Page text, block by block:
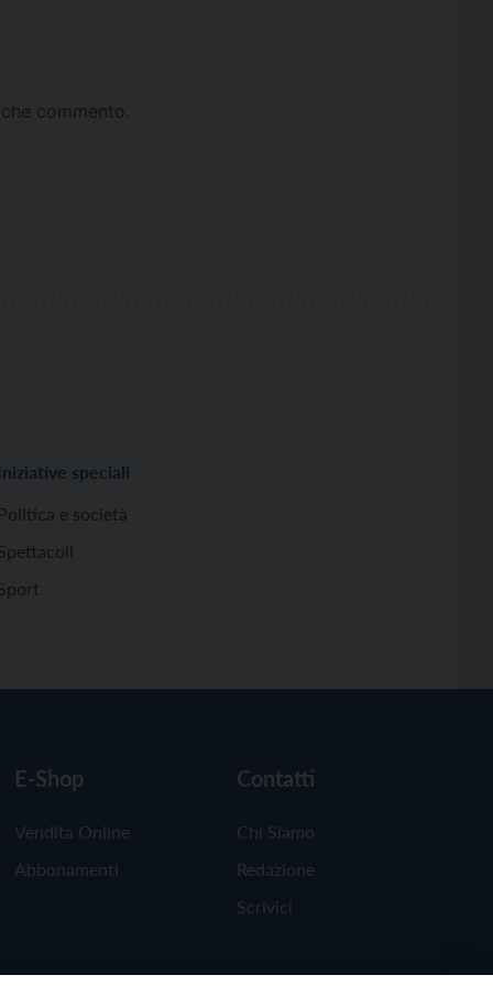
commento.
Iniziative speciali
Politica e società
E-Shop
Vendita Online
Abbonamenti
Contatti
Chi Siamo
Redazione
Scrivici